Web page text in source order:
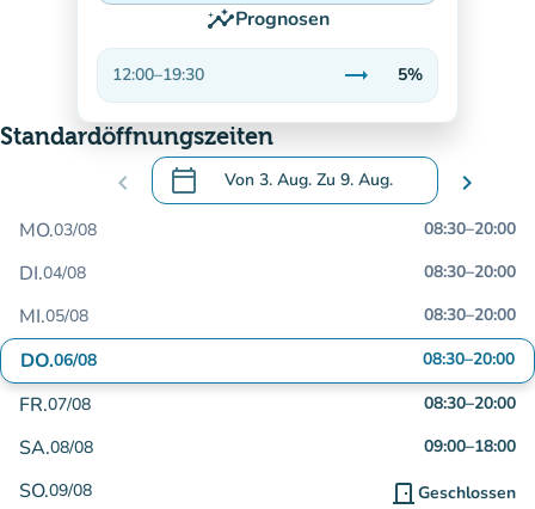
insightsPrognosen
12:00–19:30 trending_flat
Stabil
5%
Standardöffnungszeiten
chevron_left calendar_today Von 3. Aug. Zu 9. Aug.
.Öffnen Sie den Kalender, um Daten zu
chevron_right
MO.03/08 08:30–20:00
DI.04/08 08:30–20:00
MI.05/08 08:30–20:00
DO.06/08 08:30–20:00
FR.07/08 08:30–20:00
SA.08/08 09:00–18:00
SO.09/08 door_front Geschlossen